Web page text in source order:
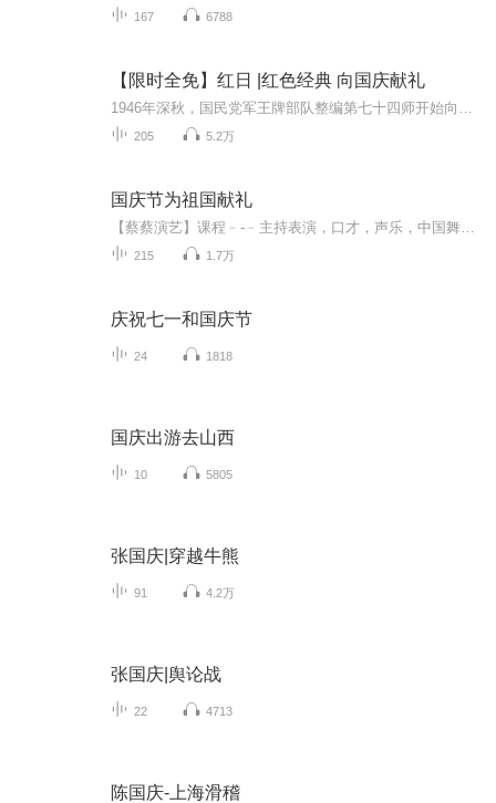
167 6788
【限时全免】红日 |红色经典 向国庆献礼
205 5.2万
国庆节为祖国献礼
215 1.7万
庆祝七一和国庆节
24 1818
国庆出游去山西
10 5805
张国庆|穿越牛熊
91 4.2万
张国庆|舆论战
22 4713
陈国庆-上海滑稽